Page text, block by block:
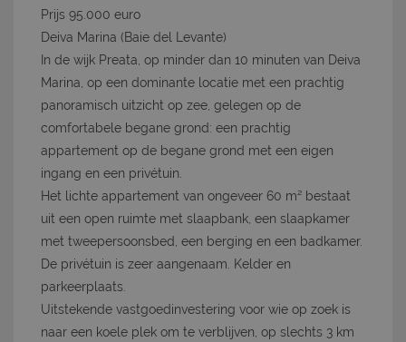
Prijs 95.000 euro
Deiva Marina (Baie del Levante)
In de wijk Preata, op minder dan 10 minuten van Deiva
Marina, op een dominante locatie met een prachtig
panoramisch uitzicht op zee, gelegen op de
comfortabele begane grond: een prachtig
appartement op de begane grond met een eigen
ingang en een privétuin.
Het lichte appartement van ongeveer 60 m² bestaat
uit een open ruimte met slaapbank, een slaapkamer
met tweepersoonsbed, een berging en een badkamer.
De privétuin is zeer aangenaam. Kelder en
parkeerplaats.
Uitstekende vastgoedinvestering voor wie op zoek is
naar een koele plek om te verblijven, op slechts 3 km